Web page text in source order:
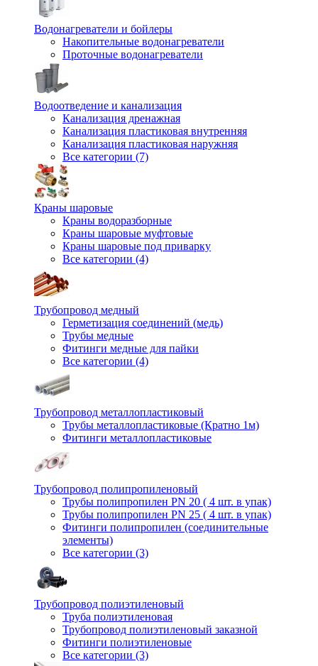
Водонагреватели и бойлеры
Накопительные водонагреватели
Проточные водонагреватели
Водоотведение и канализация
Канализация дренажная
Канализация пластиковая внутренняя
Канализация пластиковая наружняя
Все категории (7)
Краны шаровые
Краны водоразборные
Краны шаровые муфтовые
Краны шаровые под приварку
Все категории (4)
Трубопровод медный
Герметизация соединений (медь)
Трубы медные
Фитинги медные для пайки
Все категории (4)
Трубопровод металлопластиковый
Трубы металлопластиковые (Кратно 1м)
Фитинги металлопластиковые
Трубопровод полипропиленовый
Трубы полипропилен PN 20 ( 4 шт. в упак)
Трубы полипропилен PN 25 ( 4 шт. в упак)
Фитинги полипропилен (cоединительные
элементы)
Все категории (3)
Трубопровод полиэтиленовый
Труба полиэтиленовая
Трубопровод полиэтиленовый заказной
Фитинги полиэтиленовые
Все категории (3)